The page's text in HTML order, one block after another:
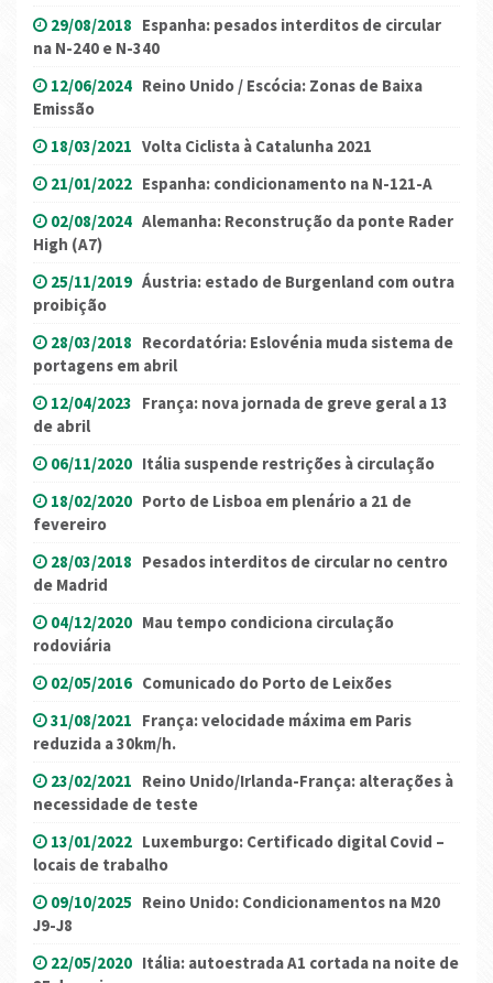
29/08/2018 Espanha: pesados interditos de circular
na N-240 e N-340
12/06/2024 Reino Unido / Escócia: Zonas de Baixa
Emissão
18/03/2021 Volta Ciclista à Catalunha 2021
21/01/2022 Espanha: condicionamento na N-121-A
02/08/2024 Alemanha: Reconstrução da ponte Rader
High (A7)
25/11/2019 Áustria: estado de Burgenland com outra
proibição
28/03/2018 Recordatória: Eslovénia muda sistema de
portagens em abril
12/04/2023 França: nova jornada de greve geral a 13
de abril
06/11/2020 Itália suspende restrições à circulação
18/02/2020 Porto de Lisboa em plenário a 21 de
fevereiro
28/03/2018 Pesados interditos de circular no centro
de Madrid
04/12/2020 Mau tempo condiciona circulação
rodoviária
02/05/2016 Comunicado do Porto de Leixões
31/08/2021 França: velocidade máxima em Paris
reduzida a 30km/h.
23/02/2021 Reino Unido/Irlanda-França: alterações à
necessidade de teste
13/01/2022 Luxemburgo: Certificado digital Covid –
locais de trabalho
09/10/2025 Reino Unido: Condicionamentos na M20
J9-J8
22/05/2020 Itália: autoestrada A1 cortada na noite de